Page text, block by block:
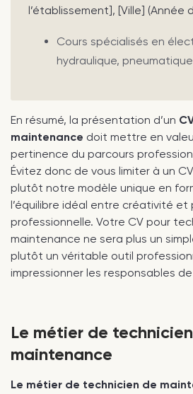
l’établissement], [Ville] (Année
Cours spécialisés en
hydraulique,
En résumé, la présentation d’un
maintenance doit mettre en
pertinence du parcours
Évitez donc de vous limiter à un
plutôt notre modèle unique en
l’équilibre idéal entre créativité et
professionnelle. Votre CV pour
maintenance ne sera plus un
plutôt un véritable outil
impressionner les responsables de
Le métier de
maintenance
Le métier de technicien de